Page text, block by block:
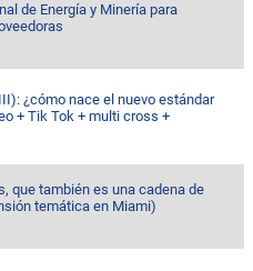
de Energía y Minería para
¿cómo nace el nuevo estándar
+ Tik Tok + multi cross +
que también es una cadena de
temática en Miami)